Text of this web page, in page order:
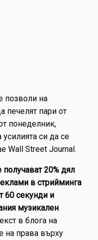
позволи на
печелят пари от
понеделник,
си да се
Wall Street Journal.
20% дял
в стрийминга
60 секунди и
музикален
в блога на
на права върху